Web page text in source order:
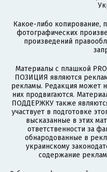
Какое-либо копирование,
фотографических
произведений
Материалы с плашкой
ПОЗИЦИЯ являются
рекламы. Редакция может
них продвигаются.
ПОДДЕРЖКУ также
участвует в подготовке
высказанные в этих
ответственности за
обнародованные в
украинскому
содержание